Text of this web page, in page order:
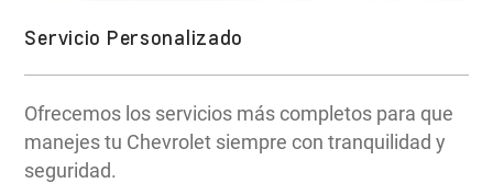
Servicio Personalizado
Ofrecemos los servicios más completos para que
manejes tu Chevrolet siempre con tranquilidad y
seguridad.